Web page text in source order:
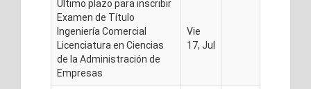
Último plazo para inscribir
Examen de Título
Ingeniería Comercial
Licenciatura en Ciencias
de la Administración de
Empresas
Vie
17, Jul